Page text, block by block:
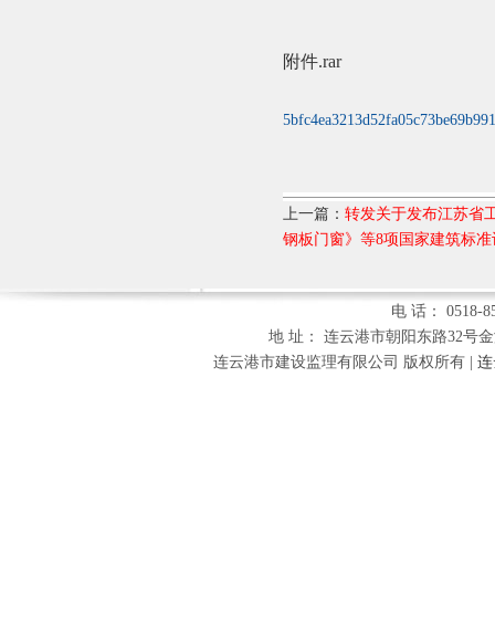
附件.rar
上一篇： 转发关于发布江苏省
钢板门窗》等8项国家建筑标
电 话： 0518-
地 址： 连云港市朝阳东路32号
连云港市建设监理有限公司 版权所有 |